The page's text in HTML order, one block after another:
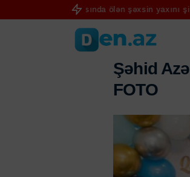
ölən şəxsin yaxını şikayət edib-VİDEO
Şəhid Azə
FOTO